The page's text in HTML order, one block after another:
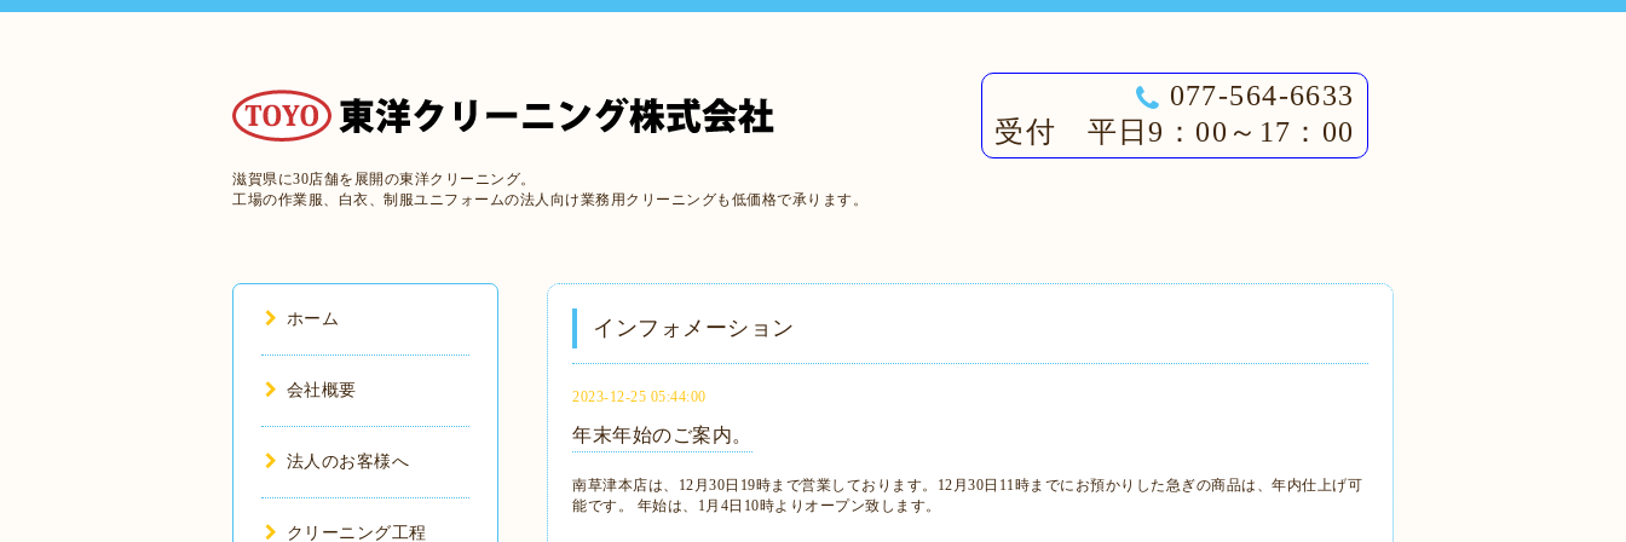
滋賀県に30店舗を展開の東洋クリーニング。
工場の作業服、白衣、制服ユニフォームの法人向け業務用クリーニングも低価格で承ります。
077-564-6633
受付 平日9：00～17：00
インフォメーション
2023-12-25 05:44:00
年末年始のご案内。
南草津本店は、12月30日19時まで営業しております。12月30日11時までにお預かりした急ぎの商品は、年内仕上げ可
能です。 年始は、1月4日10時よりオープン致します。
ホーム
会社概要
法人のお客様へ
クリーニング工程